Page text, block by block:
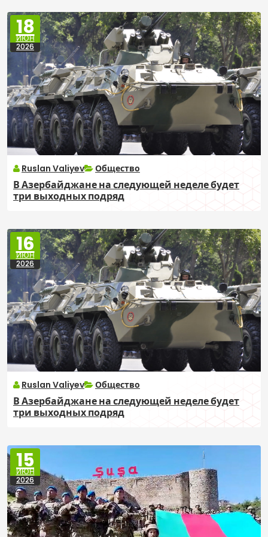
18
ИЮН
2026
Ruslan Valiyev Общество
В Азербайджане на следующей неделе будет
три выходных подряд
16
ИЮН
2026
Ruslan Valiyev Общество
В Азербайджане на следующей неделе будет
три выходных подряд
15
ИЮН
2026